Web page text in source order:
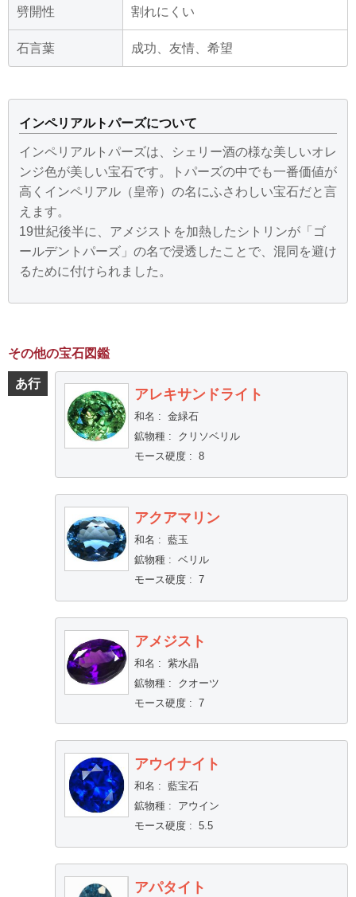
劈開性 割れにくい
石言葉 成功、友情、希望
インペリアルトパーズについて
インペリアルトパーズは、シェリー酒の様な美しいオレ
ンジ色が美しい宝石です。トパーズの中でも一番価値が
高くインペリアル（皇帝）の名にふさわしい宝石だと言
えます。
19世紀後半に、アメジストを加熱したシトリンが「ゴ
ールデントパーズ」の名で浸透したことで、混同を避け
るために付けられました。
その他の宝石図鑑
あ行
アレキサンドライト
和名 : 金緑石
鉱物種:
クリソベリル
モース硬度: 8
アクアマリン
和名 : 藍玉
鉱物種: ベリル
モース硬度: 7
アメジスト
和名 : 紫水晶
鉱物種:
クオーツ
モース硬度: 7
アウイナイト
和名 : 藍宝石
鉱物種:
アウイン
モース硬度: 5.5
アパタイト